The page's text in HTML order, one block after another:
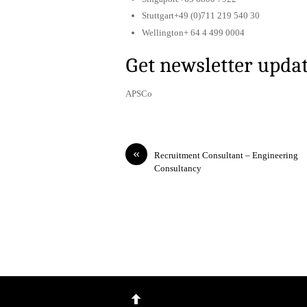
Stuttgart+49 (0)711 219 540 30
Wellington+ 64 4 499 0004
Get newsletter
APSCo
«
Recruitment Consultant – Engineering
Consultancy